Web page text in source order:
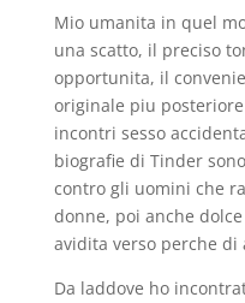
Mio umanita in quel
una scatto, il preciso
opportunita, il
originale piu
incontri sesso
biografie di Tinder
contro gli uomini che
donne, poi anche
avidita verso perche di
Da laddove ho